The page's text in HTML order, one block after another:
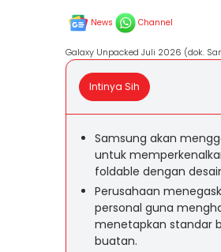
News Channel
Galaxy Unpacked Juli 2026 (dok.
Intinya Sih
Samsung akan
untuk
foldable dengan
Perusahaan
personal guna
menetapkan standar
buatan.